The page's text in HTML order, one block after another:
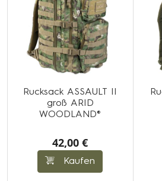
Rucksack ASSAULT II
groß ARID
WOODLAND®
42,00 €
Kaufen